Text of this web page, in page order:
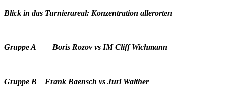
Blick in das Turnierareal: Konzentration allerorten
Gruppe A Boris Rozov vs IM Cliff Wichmann
Gruppe B Frank Baensch vs Juri Walther